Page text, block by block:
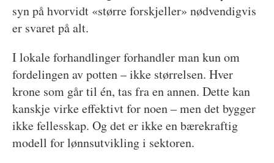
syn på hvorvidt «større forskjeller» nødvendigvis
er svaret på alt.
I lokale forhandlinger forhandler man kun om
fordelingen av potten – ikke størrelsen. Hver
krone som går til én, tas fra en annen. Dette kan
kanskje virke effektivt for noen – men det bygger
ikke fellesskap. Og det er ikke en bærekraftig
modell for lønnsutvikling i sektoren.